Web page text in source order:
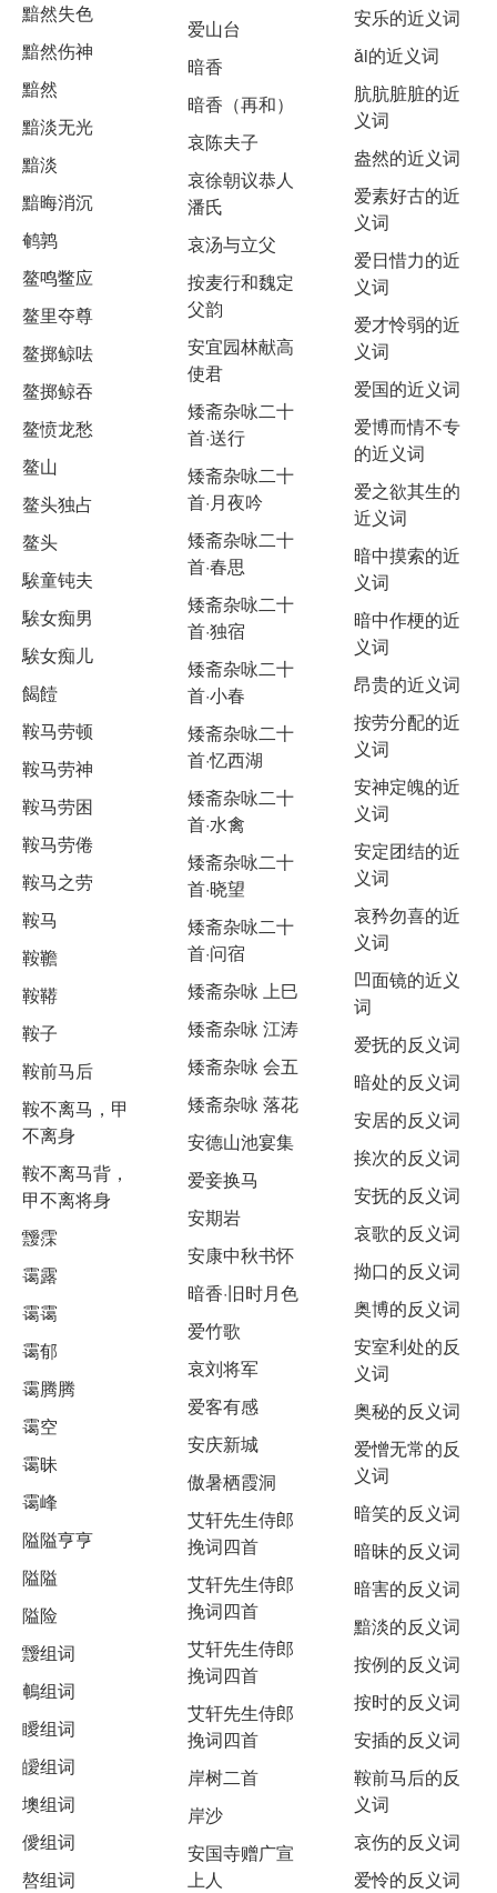
黯然失色
黯然伤神
黯然
黯淡无光
黯淡
黯晦消沉
鹌鹑
鳌鸣鳖应
鳌里夺尊
鳌掷鲸呿
鳌掷鲸吞
鳌愤龙愁
鳌山
鳌头独占
鳌头
騃童钝夫
騃女痴男
騃女痴儿
餲饐
鞍马劳顿
鞍马劳神
鞍马劳困
鞍马劳倦
鞍马之劳
鞍马
鞍韂
鞍鞯
鞍子
鞍前马后
鞍不离马，甲
不离身
鞍不离马背，
甲不离将身
靉霂
霭露
霭霭
霭郁
霭腾腾
霭空
霭昧
霭峰
隘隘亨亨
隘隘
隘险
靉组词
鵪组词
瞹组词
皧组词
墺组词
僾组词
嗸组词
爱山台
暗香
暗香（再和）
哀陈夫子
哀徐朝议恭人
潘氏
哀汤与立父
按麦行和魏定
父韵
安宜园林献高
使君
矮斋杂咏二十
首·送行
矮斋杂咏二十
首·月夜吟
矮斋杂咏二十
首·春思
矮斋杂咏二十
首·独宿
矮斋杂咏二十
首·小春
矮斋杂咏二十
首·忆西湖
矮斋杂咏二十
首·水禽
矮斋杂咏二十
首·晓望
矮斋杂咏二十
首·问宿
矮斋杂咏 上巳
矮斋杂咏 江涛
矮斋杂咏 会五
矮斋杂咏 落花
安德山池宴集
爱妾换马
安期岩
安康中秋书怀
暗香·旧时月色
爱竹歌
哀刘将军
爱客有感
安庆新城
傲暑栖霞洞
艾轩先生侍郎
挽词四首
艾轩先生侍郎
挽词四首
艾轩先生侍郎
挽词四首
艾轩先生侍郎
挽词四首
岸树二首
岸沙
安国寺赠广宣
上人
安乐的近义词
ǎi的近义词
肮肮脏脏的近
义词
盎然的近义词
爱素好古的近
义词
爱日惜力的近
义词
爱才怜弱的近
义词
爱国的近义词
爱博而情不专
的近义词
爱之欲其生的
近义词
暗中摸索的近
义词
暗中作梗的近
义词
昂贵的近义词
按劳分配的近
义词
安神定魄的近
义词
安定团结的近
义词
哀矜勿喜的近
义词
凹面镜的近义
词
爱抚的反义词
暗处的反义词
安居的反义词
挨次的反义词
安抚的反义词
哀歌的反义词
拗口的反义词
奥博的反义词
安室利处的反
义词
奥秘的反义词
爱憎无常的反
义词
暗笑的反义词
暗昧的反义词
暗害的反义词
黯淡的反义词
按例的反义词
按时的反义词
安插的反义词
鞍前马后的反
义词
哀伤的反义词
爱怜的反义词